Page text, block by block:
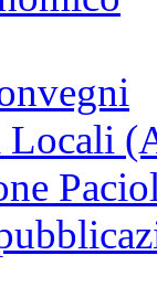
Locali